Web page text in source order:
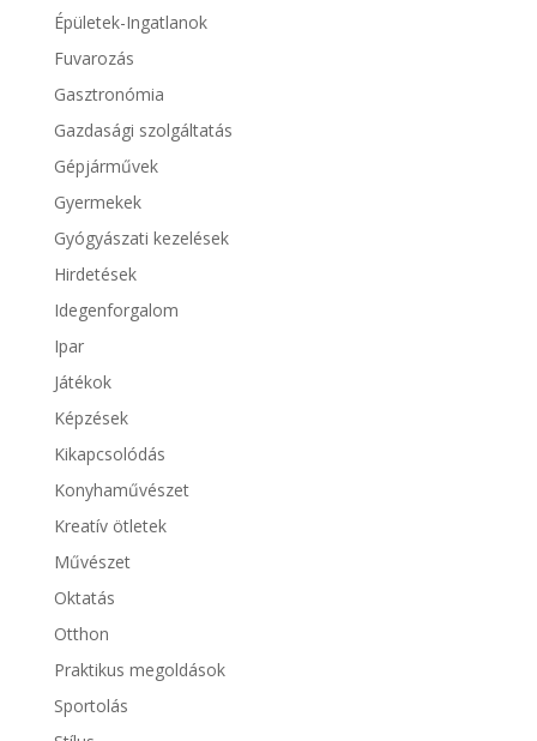
Épületek-Ingatlanok
Fuvarozás
Gasztronómia
Gazdasági szolgáltatás
Gépjárművek
Gyermekek
Gyógyászati kezelések
Hirdetések
Idegenforgalom
Ipar
Játékok
Képzések
Kikapcsolódás
Konyhaművészet
Kreatív ötletek
Művészet
Oktatás
Otthon
Praktikus megoldások
Sportolás